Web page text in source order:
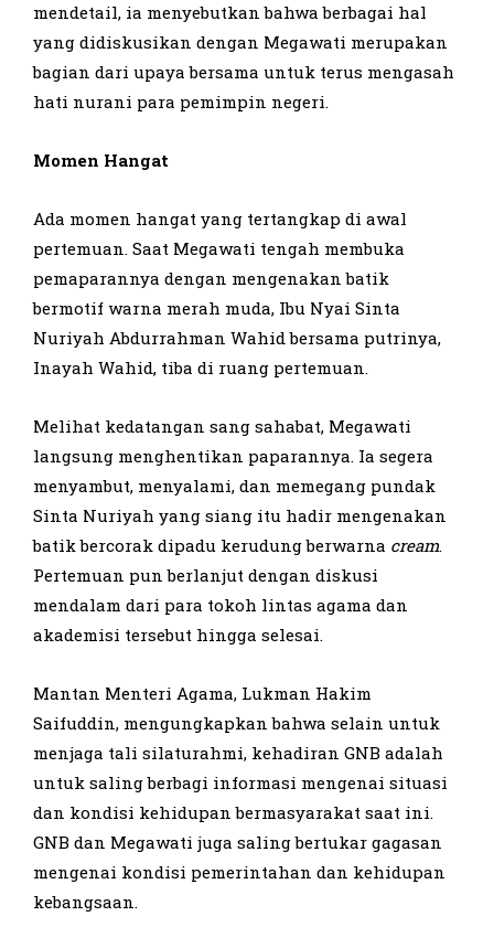
mendetail, ia menyebutkan bahwa berbagai hal
yang didiskusikan dengan Megawati merupakan
bagian dari upaya bersama untuk terus mengasah
hati nurani para pemimpin negeri.
Momen Hangat
Ada momen hangat yang tertangkap di awal
pertemuan. Saat Megawati tengah membuka
pemaparannya dengan mengenakan batik
bermotif warna merah muda, Ibu Nyai Sinta
Nuriyah Abdurrahman Wahid bersama putrinya,
Inayah Wahid, tiba di ruang pertemuan.
Melihat kedatangan sang sahabat, Megawati
langsung menghentikan paparannya. Ia segera
menyambut, menyalami, dan memegang pundak
Sinta Nuriyah yang siang itu hadir mengenakan
batik bercorak dipadu kerudung berwarna cream.
Pertemuan pun berlanjut dengan diskusi
mendalam dari para tokoh lintas agama dan
akademisi tersebut hingga selesai.
Mantan Menteri Agama, Lukman Hakim
Saifuddin, mengungkapkan bahwa selain untuk
menjaga tali silaturahmi, kehadiran GNB adalah
untuk saling berbagi informasi mengenai situasi
dan kondisi kehidupan bermasyarakat saat ini.
GNB dan Megawati juga saling bertukar gagasan
mengenai kondisi pemerintahan dan kehidupan
kebangsaan.